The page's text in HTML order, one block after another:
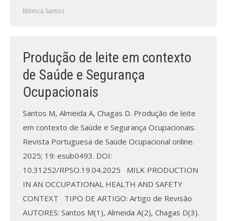
Mónica Santos
Produção de leite em contexto
de Saúde e Segurança
Ocupacionais
Santos M, Almeida A, Chagas D. Produção de leite
em contexto de Saúde e Segurança Ocupacionais.
Revista Portuguesa de Saúde Ocupacional online.
2025; 19: esub0493. DOI:
10.31252/RPSO.19.04.2025 MILK PRODUCTION
IN AN OCCUPATIONAL HEALTH AND SAFETY
CONTEXT TIPO DE ARTIGO: Artigo de Revisão
AUTORES: Santos M(1), Almeida A(2), Chagas D(3).